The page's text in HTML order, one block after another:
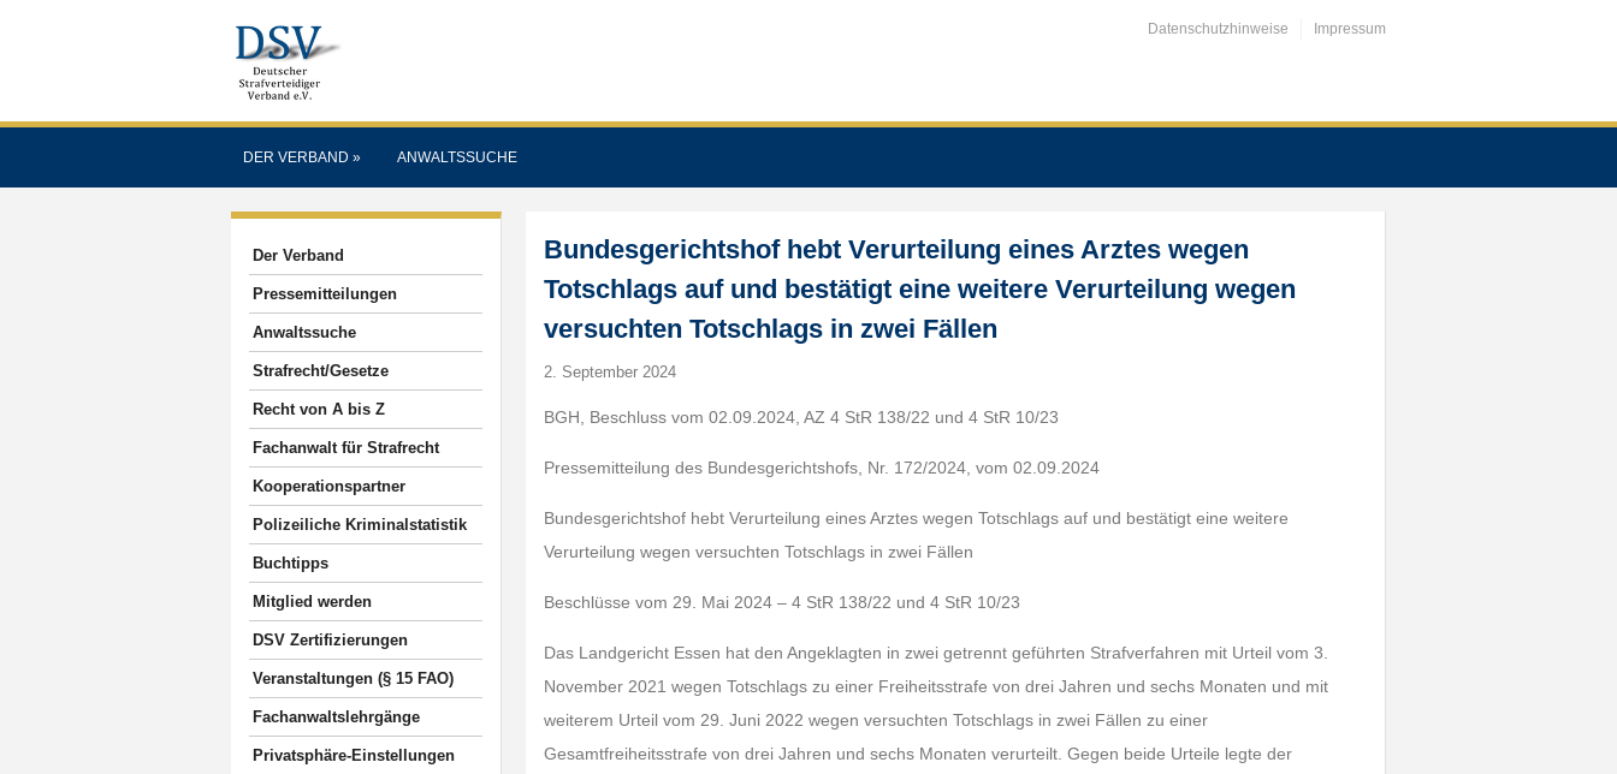
Datenschutzhinweise Impressum
DER VERBAND » ANWALTSSUCHE
Der Verband
Pressemitteilungen
Anwaltssuche
Strafrecht/Gesetze
Recht von A bis Z
Fachanwalt für Strafrecht
Kooperationspartner
Polizeiliche Kriminalstatistik
Buchtipps
Mitglied werden
DSV Zertifizierungen
Veranstaltungen (§ 15 FAO)
Fachanwaltslehrgänge
Privatsphäre-Einstellungen
Bundesgerichtshof hebt Verurteilung eines Arztes wegen
Totschlags auf und bestätigt eine weitere Verurteilung wegen
versuchten Totschlags in zwei Fällen
2. September 2024
BGH, Beschluss vom 02.09.2024, AZ 4 StR 138/22 und 4 StR 10/23
Pressemitteilung des Bundesgerichtshofs, Nr. 172/2024, vom 02.09.2024
Bundesgerichtshof hebt Verurteilung eines Arztes wegen Totschlags auf und bestätigt eine weitere
Verurteilung wegen versuchten Totschlags in zwei Fällen
Beschlüsse vom 29. Mai 2024 – 4 StR 138/22 und 4 StR 10/23
Das Landgericht Essen hat den Angeklagten in zwei getrennt geführten Strafverfahren mit Urteil vom 3.
November 2021 wegen Totschlags zu einer Freiheitsstrafe von drei Jahren und sechs Monaten und mit
weiterem Urteil vom 29. Juni 2022 wegen versuchten Totschlags in zwei Fällen zu einer
Gesamtfreiheitsstrafe von drei Jahren und sechs Monaten verurteilt. Gegen beide Urteile legte der